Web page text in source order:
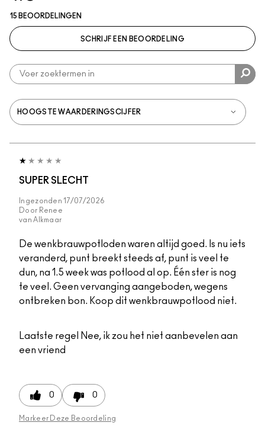
15 BEOORDELINGEN
SCHRIJF EEN BEOORDELING
SUPER SLECHT
Ingezonden17/07/2026
Door Renee
van Alkmaar
De wenkbrauwpotloden waren altijd goed. Is nu iets
veranderd, punt breekt steeds af, punt is veel te
dun, na 1.5 week was potlood al op. Één ster is nog
te veel. Geen vervanging aangeboden, wegens
ontbreken bon. Koop dit wenkbrauwpotlood niet.
Laatste regel
Nee, ik zou het niet aanbevelen aan
een vriend
0 0
Markeer Deze Beoordeling